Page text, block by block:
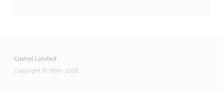
Castrol Limited
Copyright © 1999–2026